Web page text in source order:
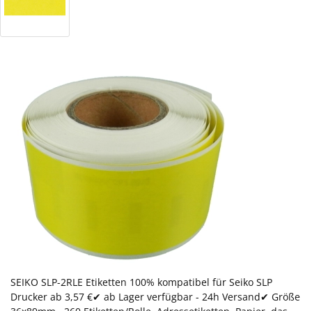
SEIKO SLP-2RLE Etiketten 100% kompatibel für Seiko SLP
Drucker ab 3,57 €✔ ab Lager verfügbar - 24h Versand✔ Größe